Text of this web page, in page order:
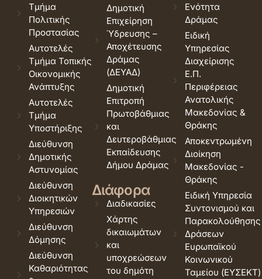
Τμήμα
Πολιτικής
Προστασίας
Αυτοτελές
Τμήμα Τοπικής
Οικονομικής
Ανάπτυξης
Αυτοτελές
Τμήμα
Υποστήριξης
Διεύθυνση
Δημοτικής
Αστυνομίας
Διεύθυνση
Διοικητικών
Υπηρεσιών
Διεύθυνση
Δόμησης
Διεύθυνση
Καθαριότητας
Δημοτική
Επιχείρηση
Ύδρευσης –
Αποχέτευσης
Δράμας
(ΔΕΥΑΔ)
Δημοτική
Επιτροπή
Πρωτοβάθμιας
και
Δευτεροβάθμιας
Εκπαίδευσης
Δήμου Δράμας
Διάφορα
Διαδικασίες
Χάρτης
δικαιωμάτων
και
υποχρεώσεων
του δημότη
Ενότητα
Δράμας
Ειδική
Υπηρεσίας
Διαχείρισης
Ε.Π.
Περιφέρειας
Ανατολικής
Μακεδονίας &
Θράκης
Αποκεντρωμένη
Διοίκηση
Μακεδονίας -
Θράκης
Ειδική Υπηρεσία
Συντονισμού και
Παρακολούθησης
Δράσεων
Ευρωπαϊκού
Κοινωνικού
Ταμείου (ΕΥΣΕΚΤ)